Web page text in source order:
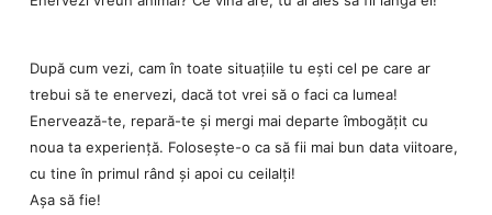
După cum vezi, cam în toate situațiile tu ești cel pe care ar
trebui să te enervezi, dacă tot vrei să o faci ca lumea!
Enervează-te, repară-te și mergi mai departe îmbogățit cu
noua ta experiență. Folosește-o ca să fii mai bun data viitoare,
cu tine în primul rând și apoi cu ceilalți!
Așa să fie!